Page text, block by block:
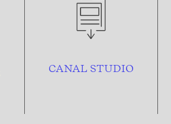
CANAL STUDIO